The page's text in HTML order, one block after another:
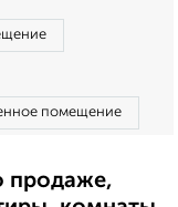
помещение
продаже,